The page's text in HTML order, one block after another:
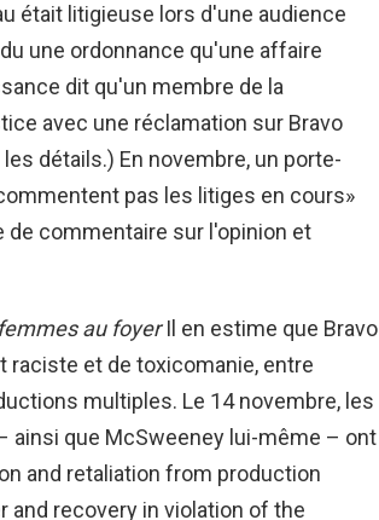
était litigieuse lors d'une audience
une ordonnance qu'une affaire
dit qu'un membre de la
avec une réclamation sur Bravo
détails.) En novembre, un porte-
pas les litiges en cours»
de commentaire sur l'opinion et
au foyerIl en estime que Bravo
raciste et de toxicomanie, entre
multiples. Le 14 novembre, les
ainsi que McSweeney lui-même – ont
and retaliation from production
and recovery in violation of the